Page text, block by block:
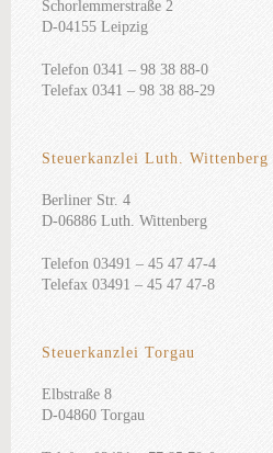
Schorlemmerstraße 2
D-04155 Leipzig
Telefon 0341 – 98 38 88-0
Telefax 0341 – 98 38 88-29
Steuerkanzlei Luth. Wittenberg
Berliner Str. 4
D-06886 Luth. Wittenberg
Telefon 03491 – 45 47 47-4
Telefax 03491 – 45 47 47-8
Steuerkanzlei Torgau
Elbstraße 8
D-04860 Torgau